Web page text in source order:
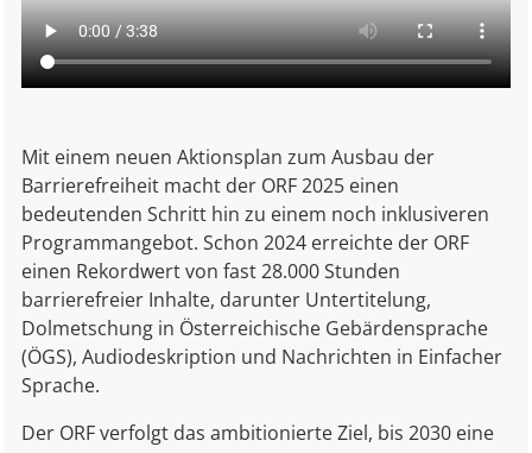
Mit einem neuen Aktionsplan zum Ausbau der
Barrierefreiheit macht der ORF 2025 einen
bedeutenden Schritt hin zu einem noch inklusiveren
Programmangebot. Schon 2024 erreichte der ORF
einen Rekordwert von fast 28.000 Stunden
barrierefreier Inhalte, darunter Untertitelung,
Dolmetschung in Österreichische Gebärdensprache
(ÖGS), Audiodeskription und Nachrichten in Einfacher
Sprache.
Der ORF verfolgt das ambitionierte Ziel, bis 2030 eine